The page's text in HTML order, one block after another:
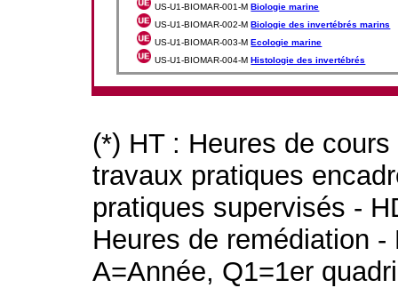
US-U1-BIOMAR-001-MBiologie marine
US-U1-BIOMAR-002-MBiologie des invertébrés marins
US-U1-BIOMAR-003-MEcologie marine
US-U1-BIOMAR-004-MHistologie des invertébrés
(*) HT : Heures de
travaux pratiques
pratiques supervisés -
Heures de remédiation
A=Année, Q1=1er